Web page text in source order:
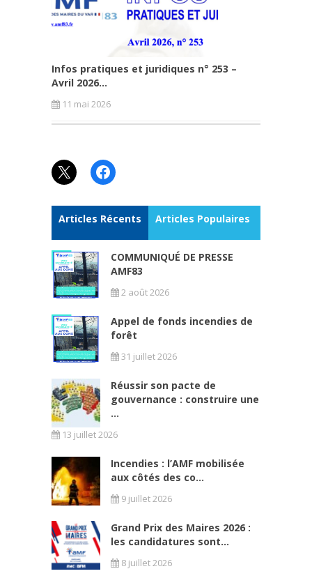
Infos pratiques et juridiques n° 253 –
Avril 2026...
11 mai 2026
X Facebook
Articles Récents Articles Populaires
COMMUNIQUÉ DE PRESSE
AMF83
2 août 2026
Appel de fonds incendies de
forêt
31 juillet 2026
Réussir son pacte de
gouvernance : construire une
...
13 juillet 2026
Incendies : l’AMF mobilisée
aux côtés des co...
9 juillet 2026
Grand Prix des Maires 2026 :
les candidatures sont...
8 juillet 2026